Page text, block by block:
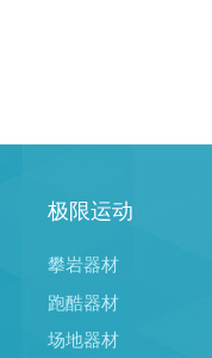
极限运动
攀岩器材
跑酷器材
场地器材